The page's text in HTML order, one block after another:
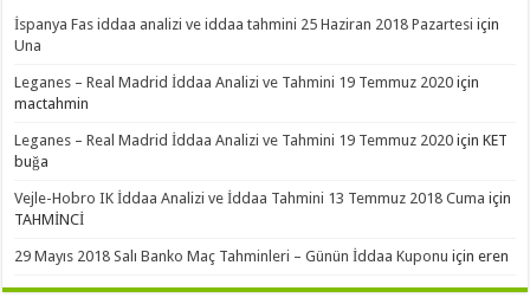
İspanya Fas iddaa analizi ve iddaa tahmini 25 Haziran 2018 Pazartesi için
Una
Leganes – Real Madrid İddaa Analizi ve Tahmini 19 Temmuz 2020 için
mactahmin
Leganes – Real Madrid İddaa Analizi ve Tahmini 19 Temmuz 2020 içinKET
buğa
Vejle-Hobro IK İddaa Analizi ve İddaa Tahmini 13 Temmuz 2018 Cuma için
TAHMİNCİ
29 Mayıs 2018 Salı Banko Maç Tahminleri – Günün İddaa Kuponu içineren